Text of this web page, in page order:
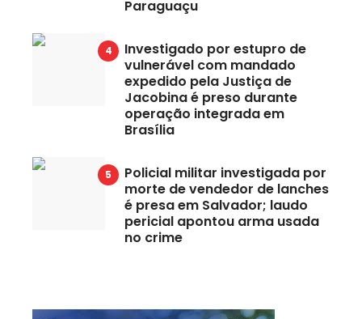
Paraguaçu
Investigado por estupro de
vulnerável com mandado
expedido pela Justiça de
Jacobina é preso durante
operação integrada em
Brasília
Policial militar investigada por
morte de vendedor de lanches
é presa em Salvador; laudo
pericial apontou arma usada
no crime